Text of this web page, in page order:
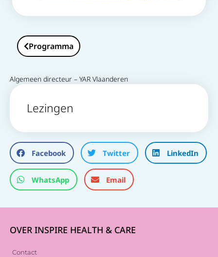
Programma
Algemeen directeur – YAR Vlaanderen
Lezingen
Facebook Twitter LinkedIn
WhatsApp Email
OVER INSPIRE HEALTH & CARE
Contact